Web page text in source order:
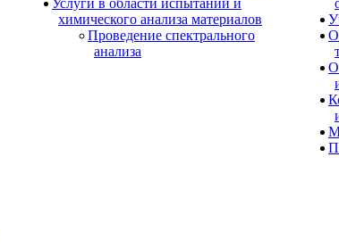
Услуги в области испытаний и
химического анализа материалов
Проведение спектрального
анализа